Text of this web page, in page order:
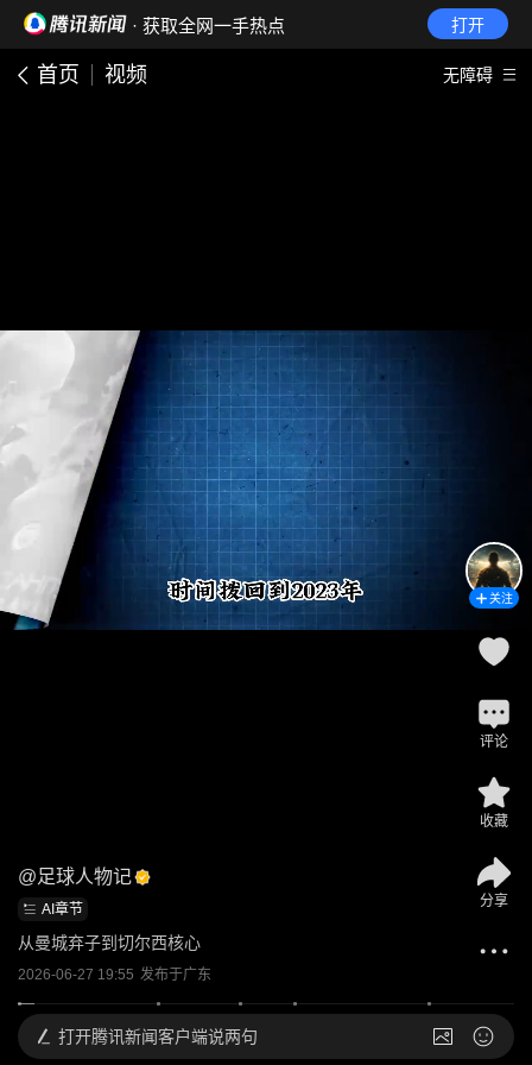
· 获取全网一手热点 打开
首页 视频 无障碍
@足球人物记
AI章节
从曼城弃子到切尔西核心
2026-06-27 19:55 发布于广东
关注
评论
收藏
分享
打开腾讯新闻客户端说两句